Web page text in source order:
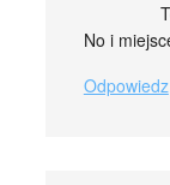
No i
Odpowiedz